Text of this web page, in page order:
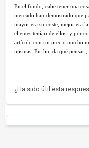
En el fondo, cabe tener una
mercado han demostrado que
mayor era su coste, mejor era
clientes tenían de ellos, y por
artículo con un precio mucho
mismas. En fin, da qué pensar
¿Ha sido útil esta